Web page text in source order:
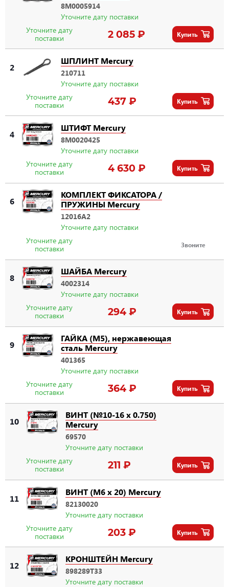
8M0005914
Уточните дату поставки
Уточните дату
поставки
2 085 ₽ Купить
2
ШПЛИНТ Mercury
210711
Уточните дату поставки
Уточните дату
поставки
437 ₽ Купить
4
ШТИФТ Mercury
8M0020425
Уточните дату поставки
Уточните дату
поставки
4 630 ₽ Купить
6
КОМПЛЕКТ ФИКСАТОРА /
ПРУЖИНЫ Mercury
12016A2
Уточните дату поставки
Уточните дату
поставки
Звоните
8
ШАЙБА Mercury
4002314
Уточните дату поставки
Уточните дату
поставки
294 ₽ Купить
9
ГАЙКА (M5), нержавеющая
сталь Mercury
401365
Уточните дату поставки
Уточните дату
поставки
364 ₽ Купить
10
ВИНТ (№10-16 x 0.750)
Mercury
69570
Уточните дату поставки
Уточните дату
поставки
211 ₽ Купить
11
ВИНТ (M6 x 20) Mercury
82130020
Уточните дату поставки
Уточните дату
поставки
203 ₽ Купить
12
КРОНШТЕЙН Mercury
898289T33
Уточните дату поставки